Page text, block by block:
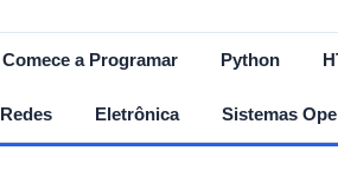
Comece a Programar Python
Redes Eletrônica Sistemas